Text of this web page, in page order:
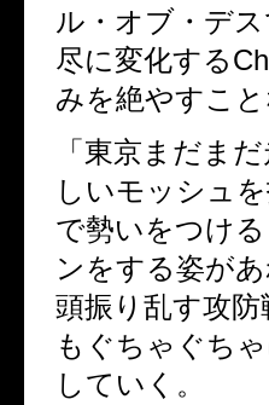
ル・オブ・デ
尽に変化する
みを絶やすこ
「東京まだま
しいモッシュ
で勢いをつけ
ンをする姿が
頭振り乱す攻
もぐちゃぐち
していく。